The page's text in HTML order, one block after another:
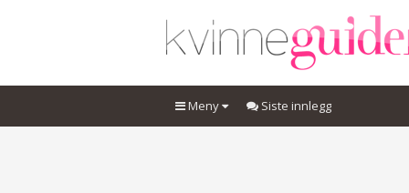
Meny Siste innlegg